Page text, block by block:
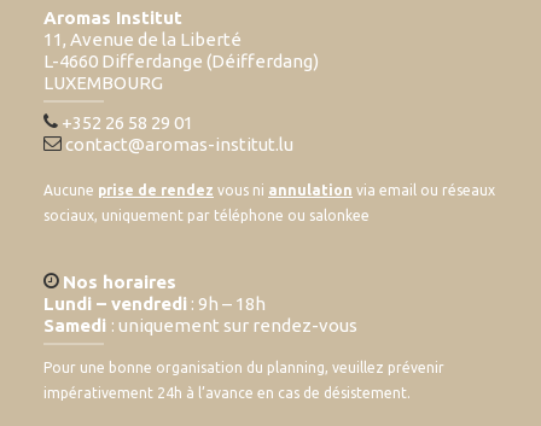
Aromas Institut
11, Avenue de la Liberté
L-4660 Differdange (Déifferdang)
LUXEMBOURG
+352 26 58 29 01
contact@aromas-institut.lu
Aucune prise de rendez vous ni annulation via email ou réseaux
sociaux, uniquement par téléphone ou salonkee
Nos horaires
Lundi – vendredi : 9h – 18h
Samedi : uniquement sur rendez-vous
Pour une bonne organisation du planning, veuillez prévenir
impérativement 24h à l’avance en cas de désistement.